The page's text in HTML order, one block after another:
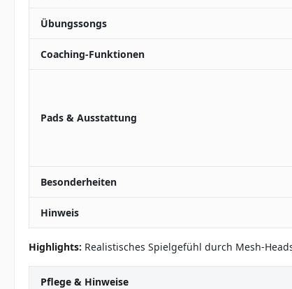
Übungssongs
Coaching-Funktionen
Pads & Ausstattung
Besonderheiten
Hinweis
Highlights: Realistisches Spielgefühl durch Mesh-
Pflege & Hinweise